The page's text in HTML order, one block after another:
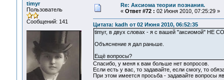
timyr
Пользователь
Сообщений: 141
Re: Аксиома теории познания.
« Ответ #72 : 02 Июня 2010, 07:25:29 »
Цитата: kadh от 02 Июня 2010, 06:52:35
timyr, в двух словах - я с вашей "аксиомой" НЕ
Объяснение я дал раньше.
Ещё вопросы?
Спасибо, у меня к вам больше нет вопросов.
Если есть у вас, то задавайте, если смогу, то
При этом имеется просьба - задавайте вопросы